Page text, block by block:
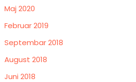
Maj 2020
Februar 2019
Septembar 2018
August 2018
Juni 2018